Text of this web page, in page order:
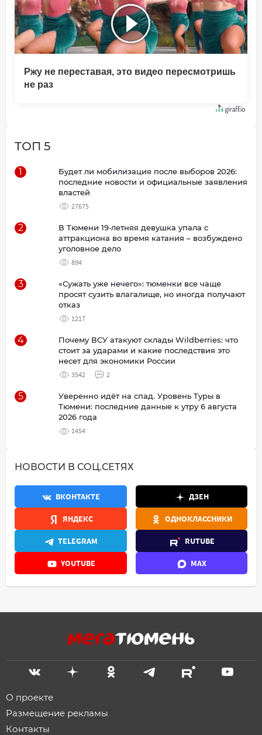
Ржу не переставая, это видео пересмотришь
не раз
ТОП 5
1
Будет ли мобилизация после выборов 2026:
последние новости и официальные заявления
властей
27675
2
В Тюмени 19‑летняя девушка упала с
аттракциона во время катания – возбуждено
уголовное дело
894
3
«Сужать уже нечего»: тюменки все чаще
просят сузить влагалище, но иногда получают
отказ
1217
4
Почему ВСУ атакуют склады Wildberries: что
стоит за ударами и какие последствия это
несет для экономики России
3542 2
5
Уверенно идёт на спад. Уровень Туры в
Тюмени: последние данные к утру 6 августа
2026 года
1454
НОВОСТИ В СОЦ.СЕТЯХ
ВКОНТАКТЕ ДЗЕН
ЯНДЕКС ОДНОКЛАССНИКИ
TELEGRAM RUTUBE
YOUTUBE MAX
О проекте
Размещение рекламы
Контакты